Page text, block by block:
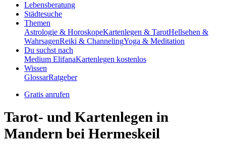
Lebensberatung
Städtesuche
Themen
Astrologie & HoroskopeKartenlegen & TarotHellsehen &
WahrsagenReiki & ChannelingYoga & Meditation
Du suchst nach
Medium ElifanaKartenlegen kostenlos
Wissen
GlossarRatgeber
Gratis anrufen
Tarot- und Kartenlegen in
Mandern bei Hermeskeil